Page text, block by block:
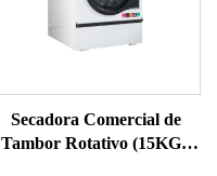
Secadora Comercial de
Tambor Rotativo (15KG ,